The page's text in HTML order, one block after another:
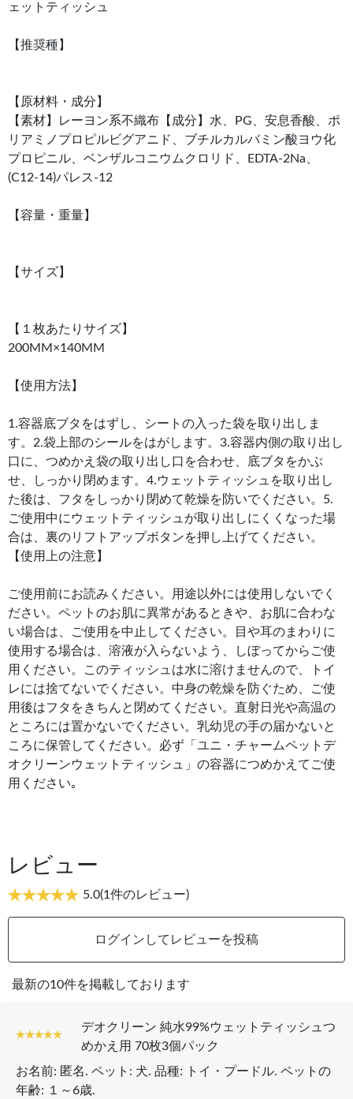
ェットティッシュ
【推奨種】
【原材料・成分】
【素材】レーヨン系不織布【成分】水、PG、安息香酸、ポ
リアミノプロピルビグアニド、ブチルカルバミン酸ヨウ化
プロピニル、ベンザルコニウムクロリド、EDTA-2Na、
(C12-14)パレス-12
【容量・重量】
【サイズ】
【１枚あたりサイズ】
200MM×140MM
【使用方法】
1.容器底ブタをはずし、シートの入った袋を取り出しま
す。2.袋上部のシールをはがします。3.容器内側の取り出し
口に、つめかえ袋の取り出し口を合わせ、底ブタをかぶ
せ、しっかり閉めます。4.ウェットティッシュを取り出し
た後は、フタをしっかり閉めて乾燥を防いでください。5.
ご使用中にウェットティッシュが取り出しにくくなった場
合は、裏のリフトアップボタンを押し上げてください。
【使用上の注意】
ご使用前にお読みください。用途以外には使用しないでく
ださい。ペットのお肌に異常があるときや、お肌に合わな
い場合は、ご使用を中止してください。目や耳のまわりに
使用する場合は、溶液が入らないよう、しぼってからご使
用ください。このティッシュは水に溶けませんので、トイ
レには捨てないでください。中身の乾燥を防ぐため、ご使
用後はフタをきちんと閉めてください。直射日光や高温の
ところには置かないでください。乳幼児の手の届かないと
ころに保管してください。必ず「ユニ・チャームペットデ
オクリーンウェットティッシュ」の容器につめかえてご使
用ください｡
レビュー
5.0(1件のレビュー)
ログインしてレビューを投稿
最新の10件を掲載しております
デオクリーン 純水99%ウェットティッシュつ
めかえ用 70枚3個パック
お名前: 匿名. ペット: 犬. 品種: トイ・プードル. ペットの
年齢: １～6歳.